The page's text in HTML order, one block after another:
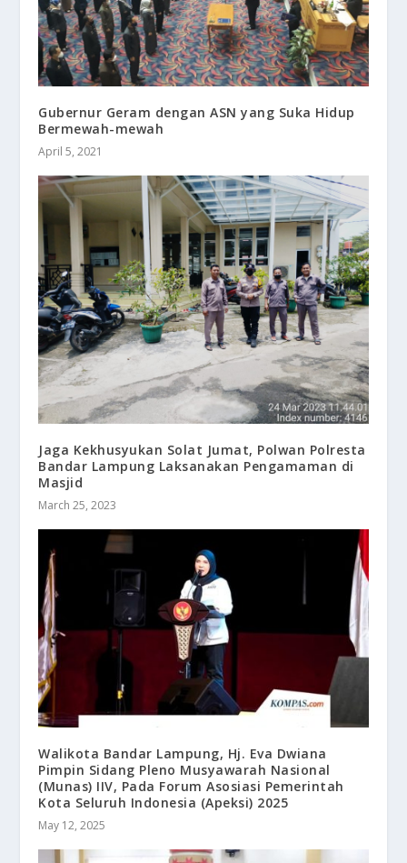
Gubernur Geram dengan ASN yang Suka Hidup
Bermewah-mewah
April 5, 2021
Jaga Kekhusyukan Solat Jumat, Polwan Polresta
Bandar Lampung Laksanakan Pengamaman di
Masjid
March 25, 2023
Walikota Bandar Lampung, Hj. Eva Dwiana
Pimpin Sidang Pleno Musyawarah Nasional
(Munas) IIV, Pada Forum Asosiasi Pemerintah
Kota Seluruh Indonesia (Apeksi) 2025
May 12, 2025